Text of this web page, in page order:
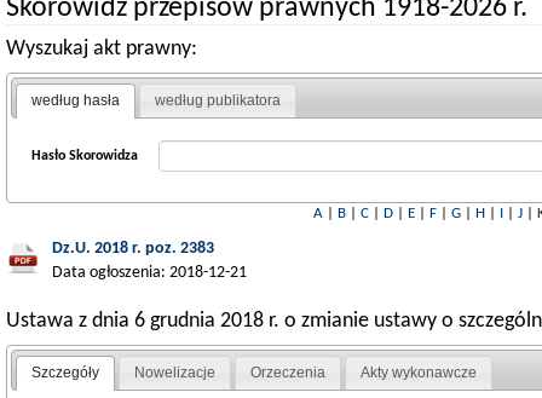
Skorowidz przepisów prawnych 1918-2026 r.
Wyszukaj akt prawny:
według hasła według publikatora
Hasło Skorowidza
A| B| C| D| E| F| G| H| I| J|
Dz.U. 2018 r. poz. 2383
Data ogłoszenia: 2018-12-21
Ustawa z dnia 6 grudnia 2018 r. o zmianie ustawy o
Szczegóły Nowelizacje Orzeczenia Akty wykonawcze